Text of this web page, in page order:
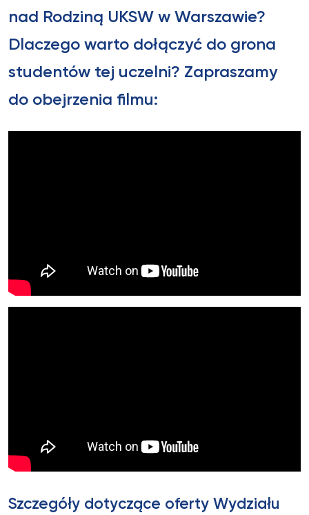
nad Rodziną UKSW w Warszawie?
Dlaczego warto dołączyć do grona
studentów tej uczelni? Zapraszamy
do obejrzenia filmu:
Szczegóły dotyczące oferty Wydziału